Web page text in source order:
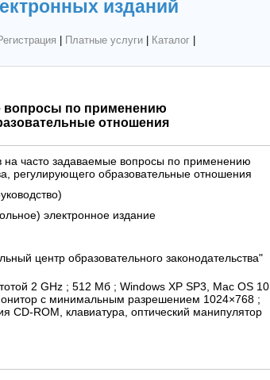
изданий
Платные услуги| Каталог|
вопросы по применению
отношения
на часто задаваемые вопросы по применению
регулирующего образовательные отношения
электронное издание
центр образовательного законодательства"
2 GHz ; 512 Mб ; Windows XP SP3, Mac OS 10
с минимальным разрешением 1024×768 ;
CD-ROM, клавиатура, оптический манипулятор